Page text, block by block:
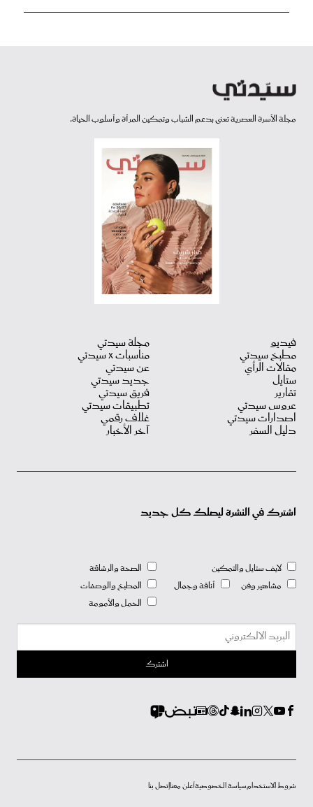
مجلة الأسرة العصرية تعنى بدعم الشباب وتمكين المرأة وأسلوب الحياة.
فيديو
مطبخ سيدتي
مقالات الرأي
ستايل
تقارير
عروس سيدتي
اصدارات سيدتي
دليل السفر
مجلة سيدتي
مناسبات X سيدتي
عن سيدتي
جديد سيدتي
فريق سيدتي
تطبيقات سيدتي
غلاف رقمي
آخر الأخبار
اشترك في النشرة ليصلك كل جديد
لايف ستايل والتمكين
مشاهير وفن
أناقة وجمال
الصحة والرشاقة
المطبخ والوصفات
الحمل والأمومة
شروط الاستخدامسياسة الخصوصيةأعلن معناإتصل بنا